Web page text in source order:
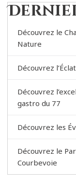
Découvrez le
Nature
Découvrez
Découvrez
gastro du 77
Découvrez les
Découvrez le
Courbevoie